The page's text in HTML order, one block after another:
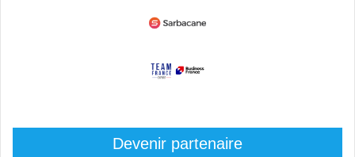
Devenir partenaire